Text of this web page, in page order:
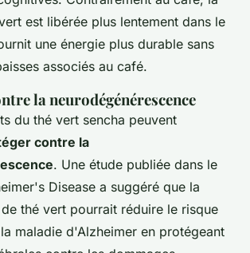
est libérée plus lentement dans le
une énergie plus durable sans
associés au café.
la neurodégénérescence
du thé vert sencha peuvent
contre la
. Une étude publiée dans le
Disease a suggéré que la
thé vert pourrait réduire le risque
maladie d'Alzheimer en protégeant